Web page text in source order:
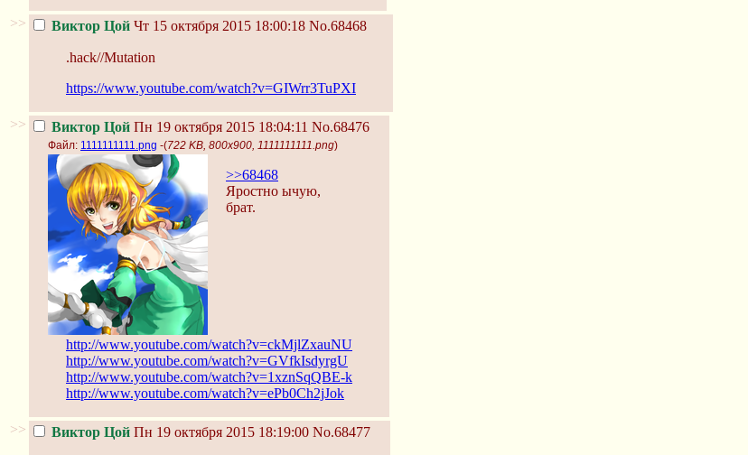
>> Виктор Цой Чт 15 октября 2015 18:00:18 No.68468
.hack//Mutation
https://www.youtube.com/watch?v=GIWrr3TuPXI
>> Виктор Цой Пн 19 октября 2015 18:04:11 No.68476
Файл: 1111111111.png -(722 KB, 800x900, 1111111111.png)
>>68468
Яростно ычую,
брат.
http://www.youtube.com/watch?v=ckMjlZxauNU
http://www.youtube.com/watch?v=GVfkIsdyrgU
http://www.youtube.com/watch?v=1xznSqQBE-k
http://www.youtube.com/watch?v=ePb0Ch2jJok
>> Виктор Цой Пн 19 октября 2015 18:19:00 No.68477